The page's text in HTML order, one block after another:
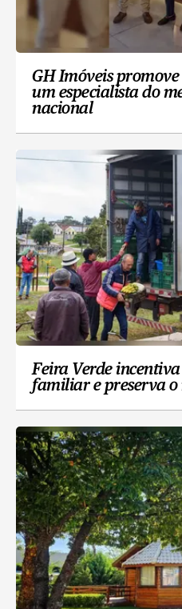
GH Imóveis
um especialista do
nacional
Feira Verde
familiar e preserva o